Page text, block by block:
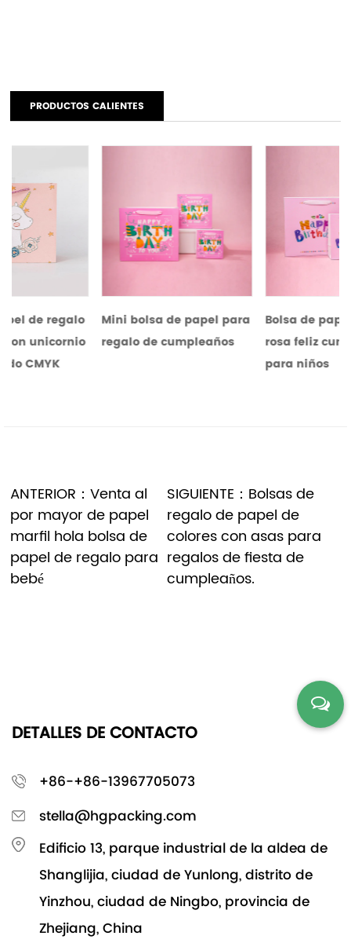
PRODUCTOS CALIENTES
Mini bolsa de papel para
regalo de cumpleaños
Bolsa de papel de regalo
rosa feliz cumpleaños
ANTERIOR：Venta al
por mayor de papel
marfil hola bolsa de
papel de regalo para
bebé
SIGUIENTE：Bolsas de
regalo de papel de
colores con asas para
regalos de fiesta de
cumpleaños.
DETALLES DE CONTACTO
+86-+86-13967705073
stella@hgpacking.com
Edificio 13, parque industrial de la aldea de
Shanglijia, ciudad de Yunlong, distrito de
Yinzhou, ciudad de Ningbo, provincia de
Zhejiang, China